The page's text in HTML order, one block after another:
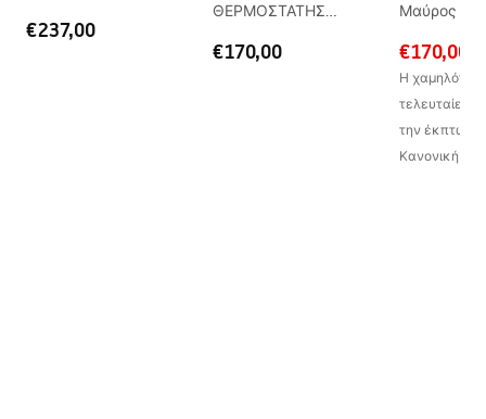
€237,00
ΘΕΡΜΟΣΤΑΤΗΣ
€170,00
Μαύρος
€170,00
Η χαμηλότερη
τελευταίες
την έκπτωση:
Κανονική τιμή